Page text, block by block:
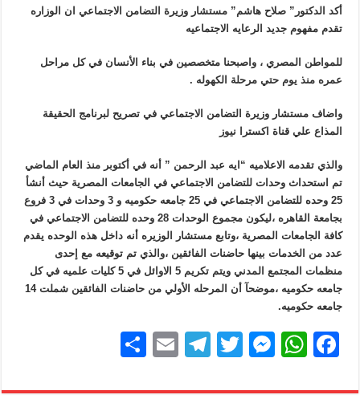
أكد الدكتور” صلاح هاشم” مستشار وزيرة التضامن الاجتماعي ان الوزاره
تقدم مفهوم جديد الرعايه الاجتماعيه
للمواطن المصري ، واصبحنا متخصصين في بناء الأنسان في كل مراحل
عمره منذ يوم حتي مرحلة الكهوله .
واضاف مستشار وزيرة التضامن الاجتماعي في تصريح لبرنامج الحقيقة
المذاع علي قناة اكسترا نيوز
والذي تقدمه الاعلاميه “ايه عبد الرحمن ” أنه في أكتوبر منذ العام الماضي
تم استحداث وحدات للتضامن الاجتماعي في الجامعات المصرية حيث أنشأ
25 وحده للتضامن الاجتماعي في 25 جامعه حكوميه و 3 وحدات في 3 فروع
بجامعة القاهره ،ليكون مجموع الوحدات 28 وحده للتضامن الاجتماعي في
كافة الجامعات المصرية ،وتابع مستشار الوزيره أنه داخل هذه الوحده يقدم
عدد من الخدمات بينها حاضنات الفائقين ،والذي تم توقيعه مع إحدى
منظمات المجتمع المدني ويتم تكريم 5 الاوائل في 5 كليات علميه في كل
جامعه حكوميه ،موضحآ أن المرحله الأولي من حاضنات الفائقين شملت 14
جامعه حكوميه.
F
c
W
at
M
ss
T
tt
T
e
E
ail
ar